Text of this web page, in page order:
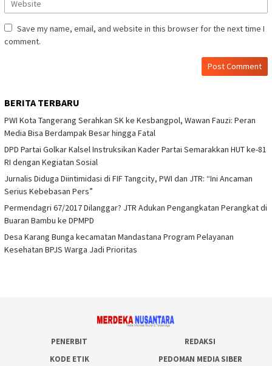
Save my name, email, and website in this browser for the next time I
comment.
BERITA TERBARU
PWI Kota Tangerang Serahkan SK ke Kesbangpol, Wawan Fauzi: Peran
Media Bisa Berdampak Besar hingga Fatal
DPD Partai Golkar Kalsel Instruksikan Kader Partai Semarakkan HUT ke-81
RI dengan Kegiatan Sosial
Jurnalis Diduga Diintimidasi di FIF Tangcity, PWI dan JTR: “Ini Ancaman
Serius Kebebasan Pers”
Permendagri 67/2017 Dilanggar? JTR Adukan Pengangkatan Perangkat di
Buaran Bambu ke DPMPD
Desa Karang Bunga kecamatan Mandastana Program Pelayanan
Kesehatan BPJS Warga Jadi Prioritas
PENERBIT
REDAKSI
KODE ETIK
PEDOMAN MEDIA SIBER